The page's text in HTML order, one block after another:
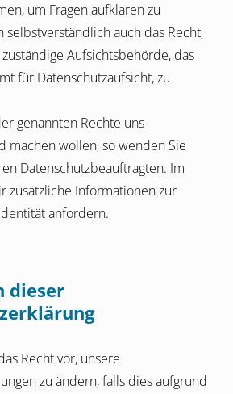
um Fragen aufklären zu
selbstverständlich auch das Recht,
Aufsichtsbehörde, das
für Datenschutzaufsicht, zu
genannten Rechte uns
machen wollen, so wenden Sie
Datenschutzbeauftragten. Im
zusätzliche Informationen zur
anfordern.
dieser
Recht vor, unsere
zu ändern, falls dies aufgrund